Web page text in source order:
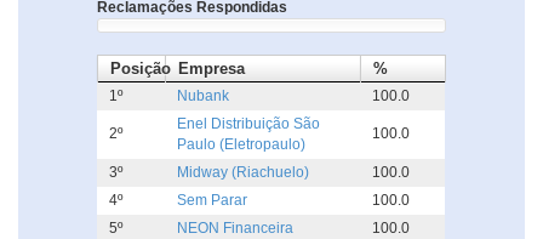
Reclamações Respondidas
Posição Empresa %
1º Nubank 100.0
2º
Enel Distribuição São
Paulo (Eletropaulo)
100.0
3º Midway (Riachuelo)
100.0
4º
Sem Parar
100.0
5º
NEON Financeira
100.0